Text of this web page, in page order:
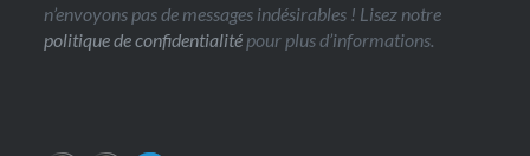
n’envoyons pas de messages indésirables ! Lisez notre
politique de confidentialité pour plus d’informations.